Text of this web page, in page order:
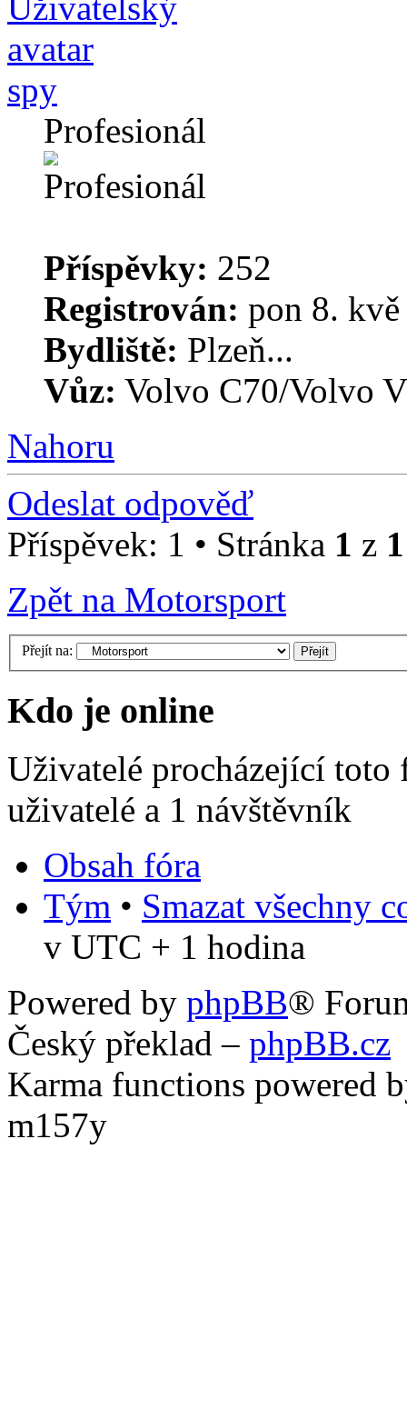
spy
Profesionál
Příspěvky: 252
Registrován: pon 8.
Bydliště: Plzeň...
Vůz: Volvo C70/Volvo
Nahoru
Odeslat odpověď
Příspěvek: 1 • Stránka 1 z 1
Zpět na Motorsport
Přejít na:
Kdo je online
Uživatelé procházející
uživatelé a 1 návštěvník
Obsah fóra
Tým • Smazat všechny
v UTC + 1 hodina
Powered by phpBB®
Český překlad – phpBB.cz
Karma functions powered
m157y